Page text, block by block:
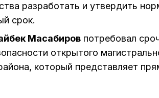
разработать и утвердить
срок.
Масабировпотребовал
открытого
который представляет